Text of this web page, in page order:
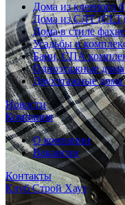
Дома из клееного
Дома из СЛТ
Дома в стиле
Усадьбы и
Бани, СПА
Одноэтажные дома
Двухэтажные дома
Новости
Компания
О компании
Вакансии
Контакты
Клуб Строй Хауз